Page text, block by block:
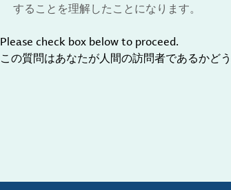
することを理解したことになります。
Please check box below to proceed.
この質問はあなたが人間の訪問者であるかど